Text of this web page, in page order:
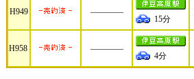
H949 ――――
15分
H958 ――――
4分